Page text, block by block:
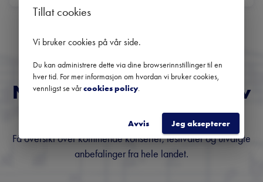
Ingen kommende konserter
Norges fremste nyhetsbrev
om klassisk musikk
Få oversikt over kommende konserter, festivaler og utvalgte
anbefalinger fra hele landet.
Tillat cookies
Vi bruker cookies på vår side.
Du kan administrere dette via dine browserinnstillinger til en
hver tid. For mer informasjon om hvordan vi bruker cookies,
vennligst se vårcookies policy.
Avvis Jeg aksepterer